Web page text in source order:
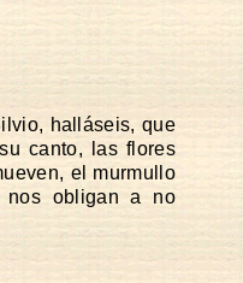
halláseis, que
canto, las flores
el murmullo
nos obligan a no